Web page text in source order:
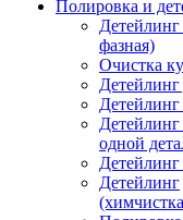
Полировка и
фазная)
Очистка
Детейлинг
одной
Детейлинг